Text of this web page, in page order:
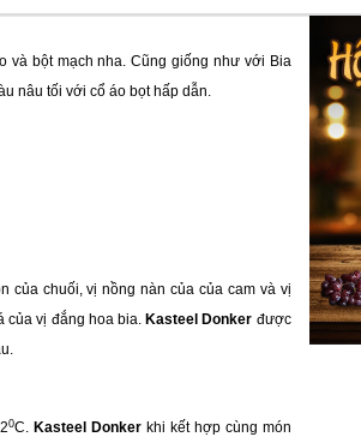
và bột mạch nha. Cũng giống như với Bia
nâu tối với cổ áo bọt hấp dẫn.
của chuối, vị nồng nàn của của cam và vị
của vị đắng hoa bia. Kasteel Donker được
0C. Kasteel Donker khi kết hợp cùng món